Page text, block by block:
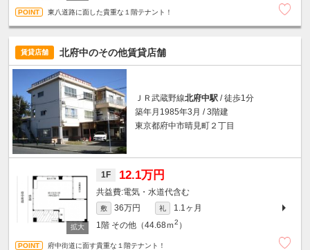
東八道路に面した貴重な１階テナント！
賃貸店舗 北府中のその他賃貸店舗
ＪＲ武蔵野線北府中駅 / 徒歩1分
築年月1985年3月 / 3階建
東京都府中市晴見町２丁目
1F 12.1万円
電気・水道代含む
敷 36万円 礼
1.1ヶ月
1階 その他（44.68ｍ2 ）
府中街道に面す貴重な１階テナント！